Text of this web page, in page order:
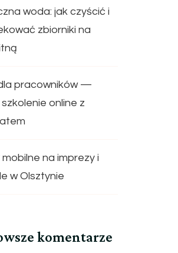
woda: jak czyścić i
zbiorniki na
pracowników —
online z
na imprezy i
w Olsztynie
komentarze